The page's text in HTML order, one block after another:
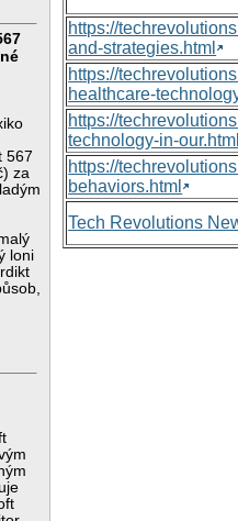
567
za
loni
https://
and-strategies.html
https://
healthcare-
https://
technology-in-
https://
behaviors.html
Tech Revolutions